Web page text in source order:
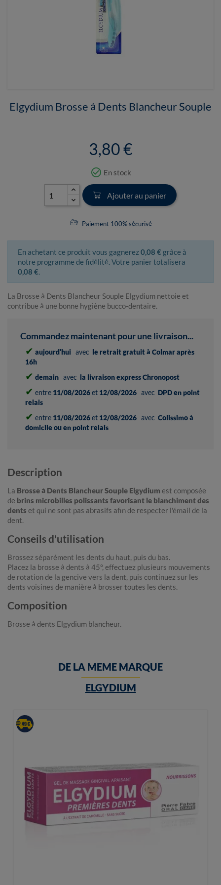
Elgydium Brosse à Dents Blancheur Souple
3,80 €
check_circle_outline En stock
Ajouter au panier
Paiement 100% sécurisé
En achetant ce produit vous gagnerez0,08 € grâce à
notre programme de fidélité. Votre panier totalisera
0,08 €.
La Brosse à Dents Blancheur Souple Elgydium nettoie et
contribue à une bonne hygiène bucco-dentaire.
Commandez maintenant pour une livraison...
✔ aujourd'hui avec le retrait gratuit à Colmar après
16h
✔ demain avec la livraison express Chronopost
✔ entre 11/08/2026et 12/08/2026 avec DPD en point
relais
✔ entre 11/08/2026et 12/08/2026 avec Colissimo à
domicile ou en point relais
Description
La Brosse à Dents Blancheur Souple Elgydium est composée
de brins microbilles polissants favorisant le blanchiment des
dents et qui ne sont pas abrasifs afin de respecter l'émail de la
dent.
Conseils d'utilisation
Brossez séparément les dents du haut, puis du bas.
Placez la brosse à dents à 45°, effectuez plusieurs mouvements
de rotation de la gencive vers la dent, puis continuez sur les
dents voisines de manière à brosser toutes les dents.
Composition
Brosse à dents Elgydium blancheur.
DE LA MEME MARQUE
ELGYDIUM